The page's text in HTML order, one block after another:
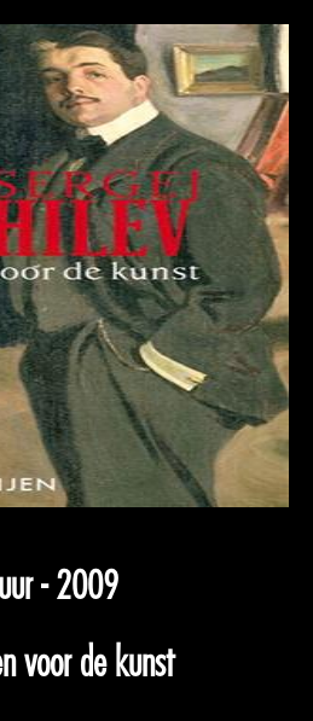
- 2009
voor de kunst